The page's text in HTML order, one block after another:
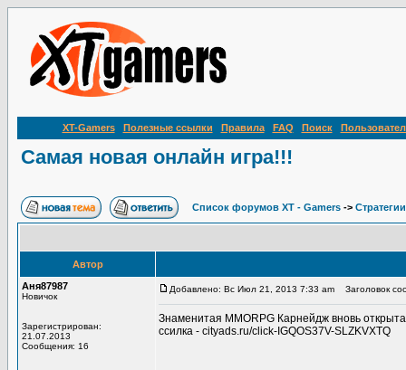
XT-Gamers Полезные ссылки Правила FAQ Поиск
Самая новая онлайн игра!!!
Список форумов XT - Gamers -> Стратегии
Автор
Аня87987
Новичок
Зарегистрирован:
21.07.2013
Сообщения: 16
Добавлено: Вс Июл 21, 2013 7:33 am Заголовок
Знаменитая MMORPG Карнейдж вновь
ссилка - cityads.ru/click-IGQOS37V-SLZKVXTQ